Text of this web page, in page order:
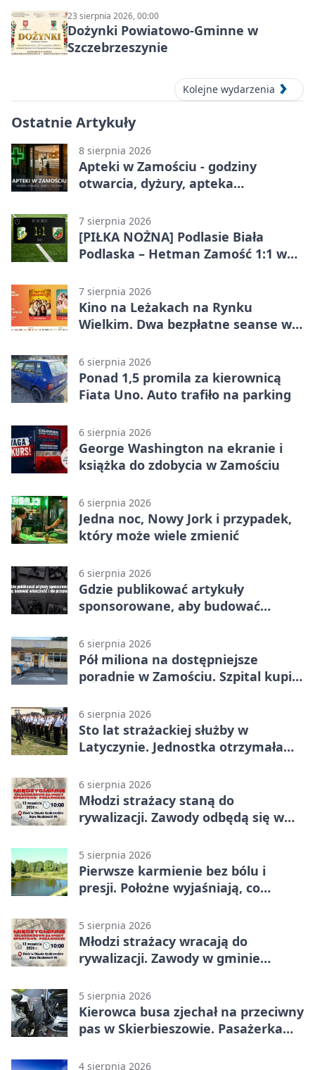
23 sierpnia 2026, 00:00
Dożynki Powiatowo-Gminne w
Szczebrzeszynie
Kolejne wydarzenia
Ostatnie Artykuły
8 sierpnia 2026
Apteki w Zamościu - godziny
otwarcia, dyżury, apteka
7 sierpnia 2026
[PIŁKA NOŻNA] Podlasie Biała
Podlaska – Hetman Zamość 1:1 w
podział punktów po bezbramkowej
pierwszej połowie
7 sierpnia 2026
Kino na Leżakach na Rynku
Wielkim. Dwa bezpłatne seanse w
6 sierpnia 2026
Ponad 1,5 promila za kierownicą
Fiata Uno. Auto trafiło na parking
6 sierpnia 2026
George Washington na ekranie i
książka do zdobycia w Zamościu
6 sierpnia 2026
Jedna noc, Nowy Jork i przypadek,
który może wiele zmienić
6 sierpnia 2026
Gdzie publikować artykuły
sponsorowane, aby budować
6 sierpnia 2026
Pół miliona na dostępniejsze
poradnie w Zamościu. Szpital kupi
6 sierpnia 2026
Sto lat strażackiej służby w
Latyczynie. Jednostka otrzymała
6 sierpnia 2026
Młodzi strażacy staną do
rywalizacji. Zawody odbędą się w
5 sierpnia 2026
Pierwsze karmienie bez bólu i
presji. Położne wyjaśniają, co
5 sierpnia 2026
Młodzi strażacy wracają do
rywalizacji. Zawody w gminie
5 sierpnia 2026
Kierowca busa zjechał na przeciwny
pas w Skierbieszowie. Pasażerka
4 sierpnia 2026